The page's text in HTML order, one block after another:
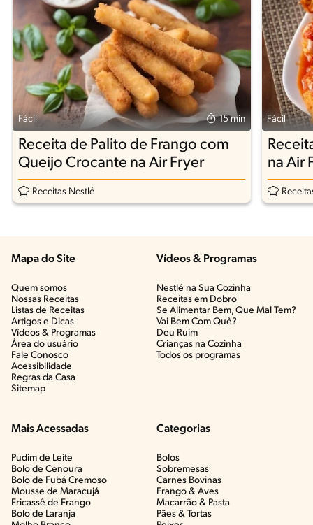
Fácil 15 min
Receita de Palito de Frango com
Queijo Crocante na Air Fryer
Receitas Nestlé
Fácil
na Air
Mapa do Site
Quem somos
Nossas Receitas
Listas de Receitas​
Artigos e Dicas​
Vídeos & Programas​
Área do usuário
Fale Conosco
Acessibilidade
Regras da Casa
Sitemap
Vídeos & Programas​
Nestlé na Sua Cozinha
Receitas em Dobro
Se Alimentar Bem, Que Mal Tem?​
Vai Bem Com Quê?​
Deu Ruim​
Crianças na Cozinha​
Todos os programas
Mais Acessadas
Pudim de Leite
Bolo de Cenoura
Bolo de Fubá Cremoso
Mousse de Maracujá
Fricassê de Frango
Bolo de Laranja
Categorias
Bolos
Sobremesas
Carnes Bovinas​
Frango & Aves​
Macarrão & Pasta​
Pães & Tortas​